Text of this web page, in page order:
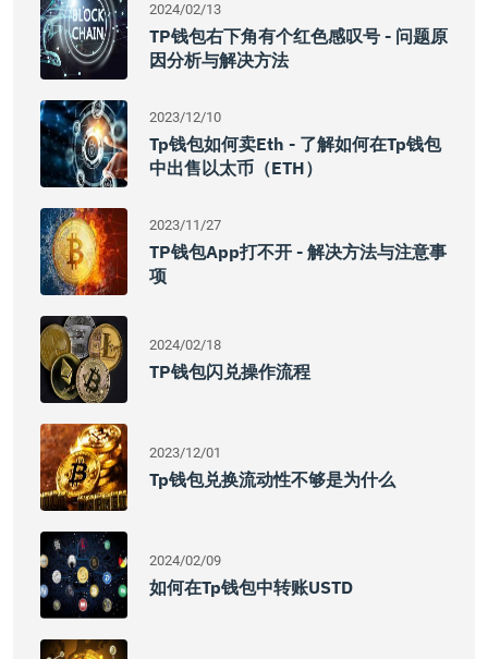
2024/02/13
TP钱包右下角有个红色感叹号 - 问题原
因分析与解决方法
2023/12/10
Tp钱包如何卖eth - 了解如何在tp钱包
中出售以太币（ETH）
2023/11/27
TP钱包App打不开 - 解决方法与注意事
项
2024/02/18
TP钱包闪兑操作流程
2023/12/01
Tp钱包兑换流动性不够是为什么
2024/02/09
如何在tp钱包中转账USTD